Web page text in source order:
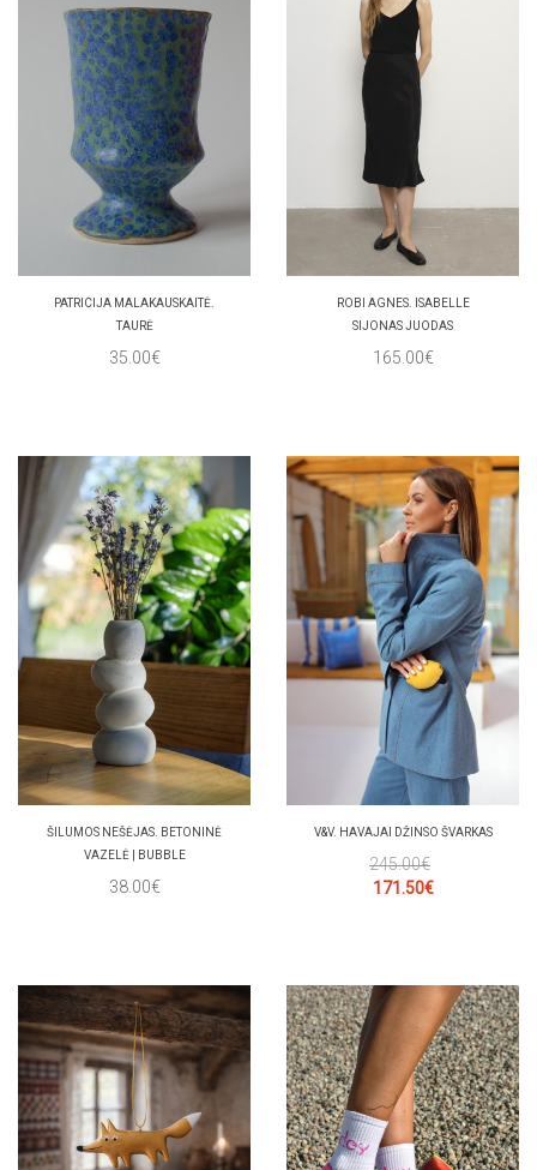
PATRICIJA MALAKAUSKAITĖ.
TAURĖ
35.00€
ROBI AGNES. ISABELLE
SIJONAS JUODAS
165.00€
ŠILUMOS NEŠĖJAS. BETONINĖ
VAZELĖ | BUBBLE
38.00€
V&V. HAVAJAI DŽINSO ŠVARKAS
245.00€
171.50€